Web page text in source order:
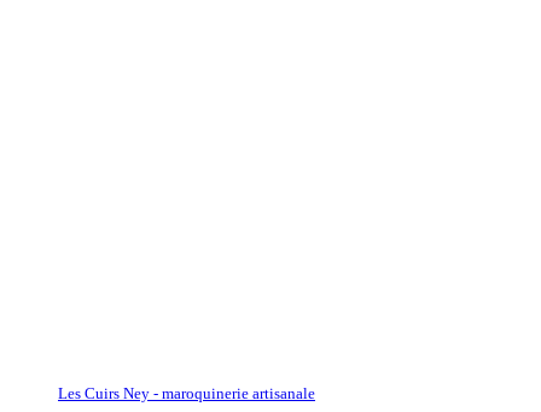
Les Cuirs Ney - maroquinerie artisanale